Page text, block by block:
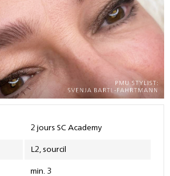
2 jours SC Academy
L2, sourcil
min. 3